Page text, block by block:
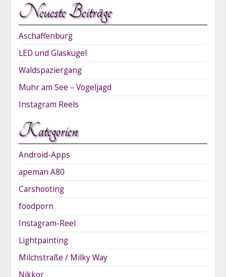
Neueste Beiträge
Aschaffenburg
LED und Glaskugel
Waldspaziergang
Muhr am See – Vogeljagd
Instagram Reels
Kategorien
Android-Apps
apeman A80
Carshooting
foodporn
Instagram-Reel
Lightpainting
Milchstraße / Milky Way
Nikkor